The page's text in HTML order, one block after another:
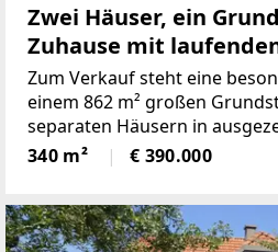
Zwei Häuser, ein
Zuhause mit
Zum Verkauf steht eine
einem 862 m² großen
separaten Häusern in
Haupthaus ist teilweise
(je 130 m² pro Ebene), voll
340 m² € 390.000